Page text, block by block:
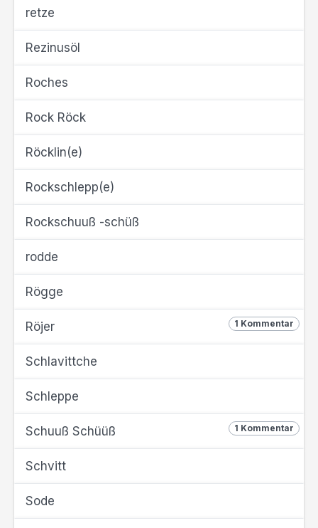
retze
Rezinusöl
Roches
Rock Röck
Röcklin(e)
Rockschlepp(e)
Rockschuuß -schüß
rodde
Rögge
1 Kommentar
Röjer
Schlavittche
Schleppe
1 Kommentar
Schuuß Schüüß
Schvitt
Sode